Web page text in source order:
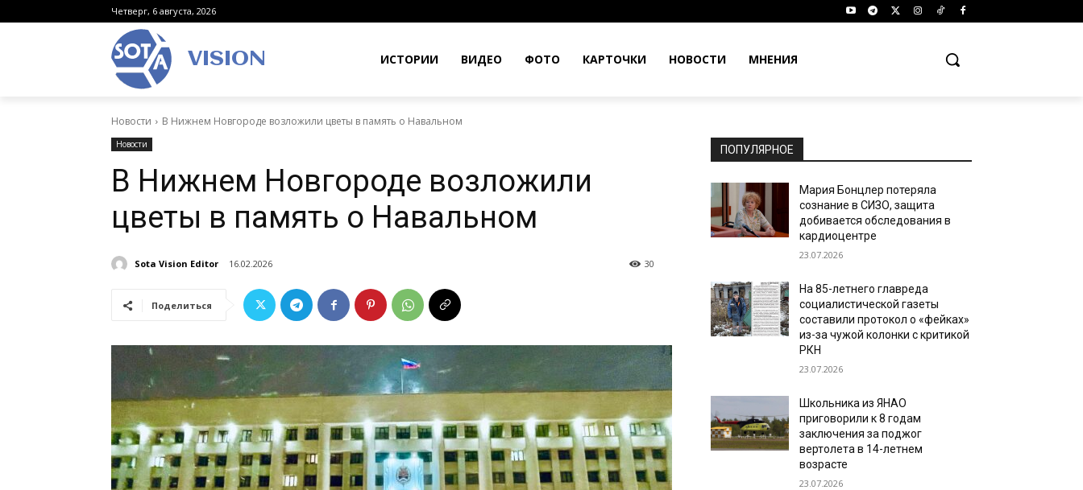
Четверг, 6 августа, 2026
VISION ИСТОРИИ ВИДЕО ФОТО КАРТОЧКИ НОВОСТИ МНЕНИЯ
Новости В Нижнем Новгороде возложили цветы в память о Навальном
Новости
В Нижнем Новгороде возложили
цветы в память о Навальном
Sota Vision Editor 16.02.2026 30
Поделиться
ПОПУЛЯРНОЕ
Мария Бонцлер потеряла
сознание в СИЗО, защита
добивается обследования в
кардиоцентре
23.07.2026
На 85-летнего главреда
социалистической газеты
составили протокол о «фейках»
из-за чужой колонки с критикой
РКН
23.07.2026
Школьника из ЯНАО
приговорили к 8 годам
заключения за поджог
вертолета в 14-летнем
возрасте
23.07.2026